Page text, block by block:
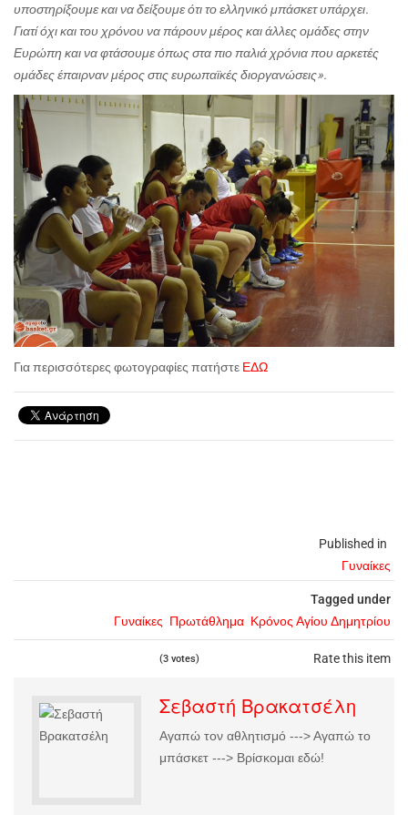
Published in
Γυναίκες
Tagged under
Γυναίκες Πρωτάθλημα Κρόνος Αγίου Δημητρίου
Rate this item
(3 votes)
υποστηρίξουμε και να δείξουμε ότι το ελληνικό μπάσκετ υπάρχει.
Γιατί όχι και του χρόνου να πάρουν μέρος και άλλες ομάδες στην
Ευρώπη και να φτάσουμε όπως στα πιο παλιά χρόνια που αρκετές
ομάδες έπαιρναν μέρος στις ευρωπαϊκές διοργανώσεις».
Για περισσότερες φωτογραφίες πατήστε ΕΔΩ
Σεβαστή Βρακατσέλη
Αγαπώ τον αθλητισμό ---> Αγαπώ το
μπάσκετ ---> Βρίσκομαι εδώ!